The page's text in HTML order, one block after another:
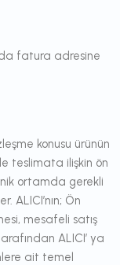
fatura adresine
konusu ürünün
teslimata ilişkin ön
ortamda gerekli
Ön
mesafeli satış
ALICI’ ya
ait temel